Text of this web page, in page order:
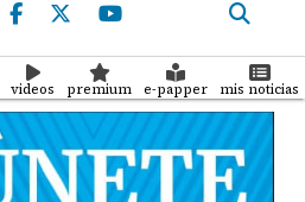
videos premium e-papper mis noticias